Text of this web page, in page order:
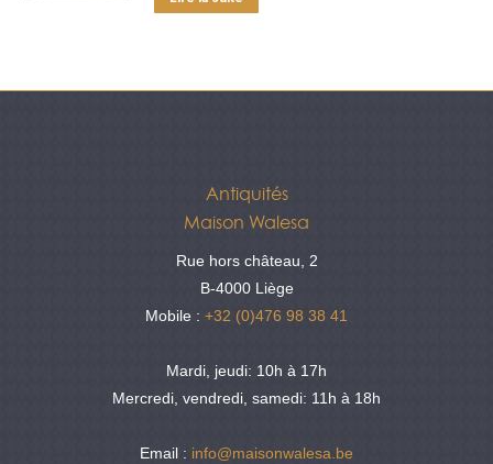
Antiquités
Maison Walesa
Rue hors château, 2
B-4000 Liège
Mobile : +32 (0)476 98 38 41
Mardi, jeudi: 10h à 17h
Mercredi, vendredi, samedi: 11h à 18h
Email : info@maisonwalesa.be